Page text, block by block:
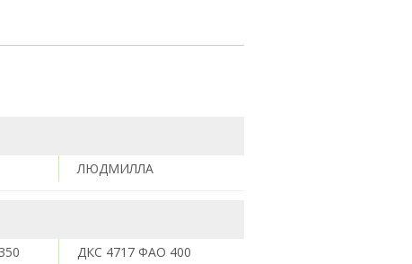
ЛЮДМИЛЛА
ДКС 4717 ФАО 400